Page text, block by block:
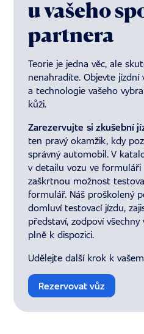
u vašeho
partnera
Teorie je jedna věc, ale
nenahradíte. Objevte
a technologie vašeho
kůži.
Zarezervujte sizkušební
ten pravý okamžik, kdy
správný automobil. V
v detailu vozu ve formuláři
zaškrtnou možnost
formulář. Náš proškolený
domluví testovací jízdu,
představí, zodpoví
plně k dispozici.
Udělejte další krok k
Rezervovat vůz